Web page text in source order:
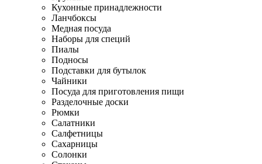
Кухонные принадлежности
Ланчбоксы
Медная посуда
Наборы для специй
Пиалы
Подносы
Подставки для бутылок
Чайники
Посуда для приготовления пищи
Разделочные доски
Рюмки
Салатники
Салфетницы
Сахарницы
Солонки